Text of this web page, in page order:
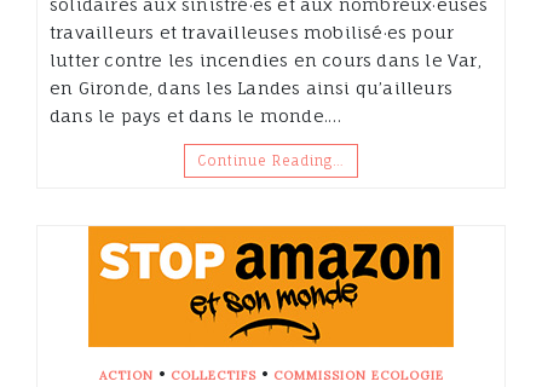
solidaires aux sinistré·es et aux nombreux·euses
travailleurs et travailleuses mobilisé·es pour
lutter contre les incendies en cours dans le Var,
en Gironde, dans les Landes ainsi qu’ailleurs
dans le pays et dans le monde.…
Continue Reading…
ACTION • COLLECTIFS• COMMISSION ECOLOGIE